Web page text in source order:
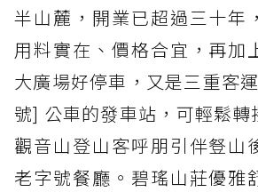
半山麓，開業已超過三十年
用料實在、價格合宜，再加
大廣場好停車，又是三重客
號] 公車的發車站，可輕鬆轉
觀音山登山客呼朋引伴豋山
老字號餐廳。碧瑤山莊優雅